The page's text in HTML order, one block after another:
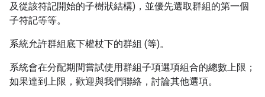
及從該符記開始的子樹狀結構)，並優先選取群組的第一個
子符記等等。
系統允許群組底下權杖下的群組 (等)。
系統會在分配期間嘗試使用群組子項選項組合的總數上限；
如果達到上限，歡迎與我們聯絡，討論其他選項。